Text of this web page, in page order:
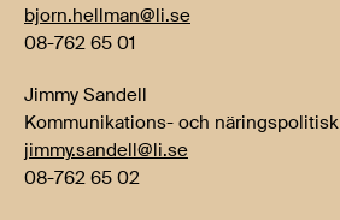
bjorn.hellman@li.se
08-762 65 01
Jimmy Sandell
Kommunikations- och
jimmy.sandell@li.se
08-762 65 02